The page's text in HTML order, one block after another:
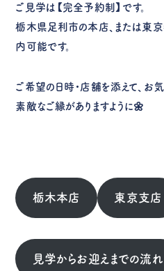
ご見学は【完全予約制】です。
栃木県足利市の本店、または東
内可能です。
ご希望の日時・店舗を添えて、お
素敵なご縁がありますように🌼
栃木本店 東京支店
見学からお迎えまでの流れ